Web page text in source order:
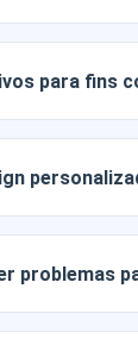
para fins
problemas